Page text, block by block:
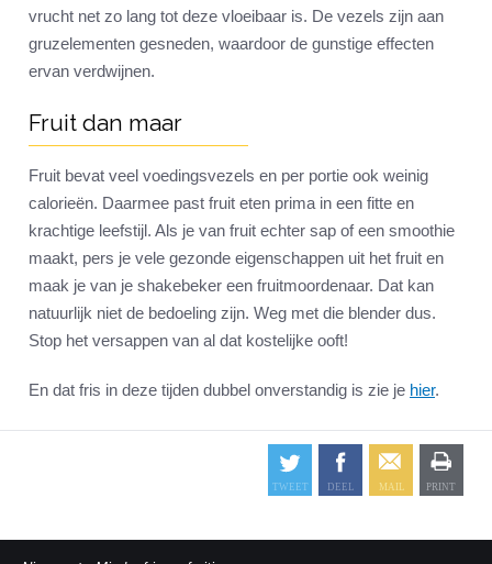
vrucht net zo lang tot deze vloeibaar is. De vezels zijn aan
gruzelementen gesneden, waardoor de gunstige effecten
ervan verdwijnen.
Fruit dan maar
Fruit bevat veel voedingsvezels en per portie ook weinig
calorieën. Daarmee past fruit eten prima in een fitte en
krachtige leefstijl. Als je van fruit echter sap of een smoothie
maakt, pers je vele gezonde eigenschappen uit het fruit en
maak je van je shakebeker een fruitmoordenaar. Dat kan
natuurlijk niet de bedoeling zijn. Weg met die blender dus.
Stop het versappen van al dat kostelijke ooft!
En dat fris in deze tijden dubbel onverstandig is zie je hier.